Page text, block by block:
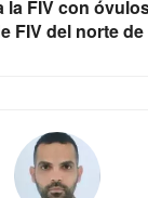
la FIV con
FIV del norte